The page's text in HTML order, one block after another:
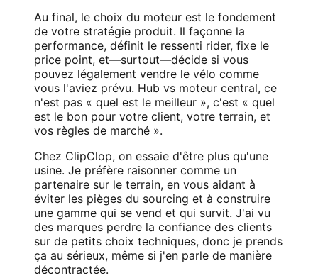
Au final, le choix du moteur est le fondement
de votre stratégie produit. Il façonne la
performance, définit le ressenti rider, fixe le
price point, et—surtout—décide si vous
pouvez légalement vendre le vélo comme
vous l'aviez prévu. Hub vs moteur central, ce
n'est pas « quel est le meilleur », c'est « quel
est le bon pour votre client, votre terrain, et
vos règles de marché ».
Chez ClipClop, on essaie d'être plus qu'une
usine. Je préfère raisonner comme un
partenaire sur le terrain, en vous aidant à
éviter les pièges du sourcing et à construire
une gamme qui se vend et qui survit. J'ai vu
des marques perdre la confiance des clients
sur de petits choix techniques, donc je prends
ça au sérieux, même si j'en parle de manière
décontractée.